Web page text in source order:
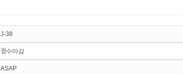
J-38
점수마감
ASAP